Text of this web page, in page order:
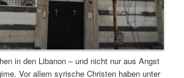
in den Libanon – und nicht nur aus Angst
Vor allem syrische Christen haben unter